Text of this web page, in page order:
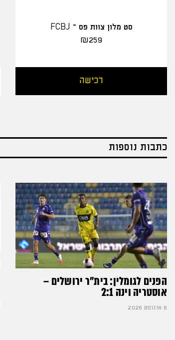
סט מלון צוות פס – FCBJ
₪259
רכישה
כתבות נוספות
הפנים לגומלין: בית״ר ירושלים –
אוסטריה וינה 2:1
6 אוגוסט 2026